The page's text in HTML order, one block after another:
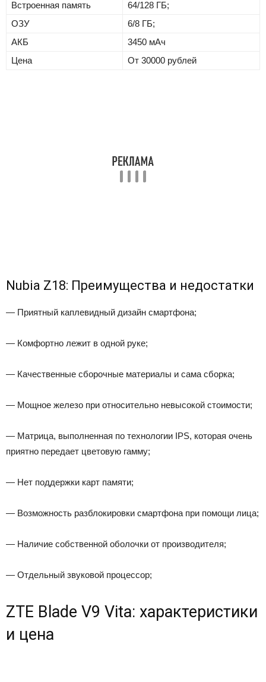
Встроенная память
64/128 ГБ;
ОЗУ
6/8 ГБ;
АКБ
3450 мАч
Цена
От 30000 рублей
Nubia Z18: Преимущества и недостатки
— Приятный каплевидный дизайн смартфона;
— Комфортно лежит в одной руке;
— Качественные сборочные материалы и сама сборка;
— Мощное железо при относительно невысокой стоимости;
— Матрица, выполненная по технологии IPS, которая очень
приятно передает цветовую гамму;
— Нет поддержки карт памяти;
— Возможность разблокировки смартфона при помощи лица;
— Наличие собственной оболочки от производителя;
— Отдельный звуковой процессор;
ZTE Blade V9 Vita: характеристики
и цена